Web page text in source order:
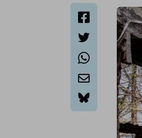
bluesky